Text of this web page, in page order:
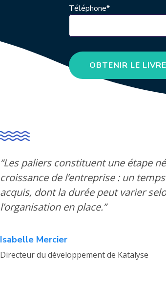
Téléphone*
OBTENIR LE
“Les paliers constituent une étape
croissance de l’entreprise : un
acquis, dont la durée peut varier
l’organisation en place.”
Isabelle Mercier
Directeur du développement de Katalyse